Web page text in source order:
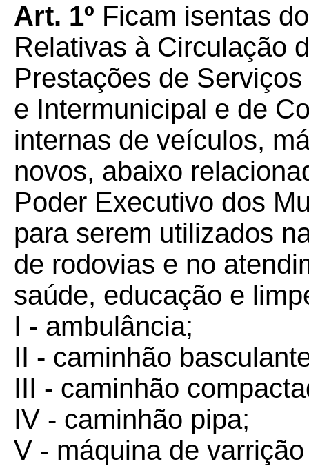
Art. 1º Ficam isentas
Relativas à Circulação
Prestações de
e Intermunicipal e de
internas de veículos,
novos, abaixo
Poder Executivo dos
para serem utilizados
de rodovias e no
saúde, educação e
I - ambulância;
II - caminhão
III - caminhão
IV - caminhão pipa;
V - máquina de